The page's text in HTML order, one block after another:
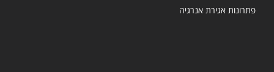
אגירת אנרגיה